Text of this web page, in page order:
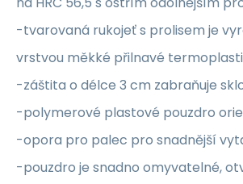
-tvarovaná rukojeť s prolisem je
vrstvou měkké přilnavé
-záštita o délce 3 cm zabraňuje
-polymerové plastové pouzdro
-opora pro palec pro snadnější
-pouzdro je snadno omyvatelné,